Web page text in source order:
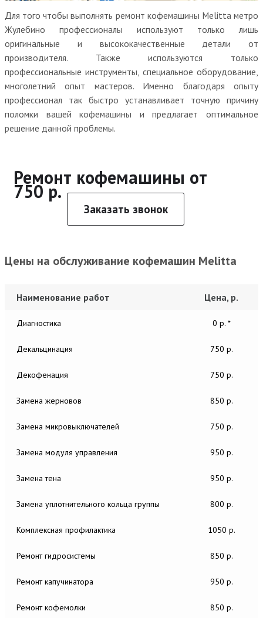
Для того чтобы выполнять ремонт кофемашины Melitta метро
Жулебино профессионалы используют только лишь
оригинальные и высококачественные детали от
производителя. Также используются только
профессиональные инструменты, специальное оборудование,
многолетний опыт мастеров. Именно благодаря опыту
профессионал так быстро устанавливает точную причину
поломки вашей кофемашины и предлагает оптимальное
решение данной проблемы.
Ремонт кофемашины от
750 р.
Заказать звонок
Цены на обслуживание кофемашин Melitta
Наименование работ Цена, р.
Диагностика 0 р. *
Декальцинация 750 р.
Декофенация 750 р.
Замена жерновов 850 р.
Замена микровыключателей 750 р.
Замена модуля управления 950 р.
Замена тена 950 р.
Замена уплотнительного кольца группы 800 р.
Комплексная профилактика 1050 р.
Ремонт гидросистемы 850 р.
Ремонт капучинатора 950 р.
Ремонт кофемолки 850 р.